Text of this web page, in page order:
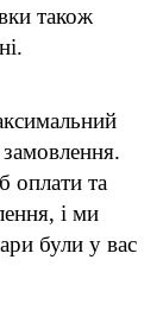
також
оплати та
і ми
були у вас